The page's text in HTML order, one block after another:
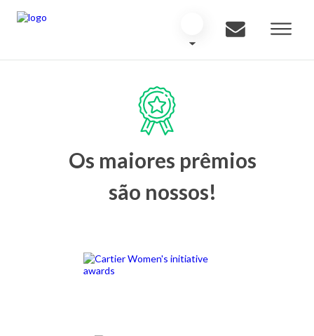
Os maiores prêmios
são nossos!